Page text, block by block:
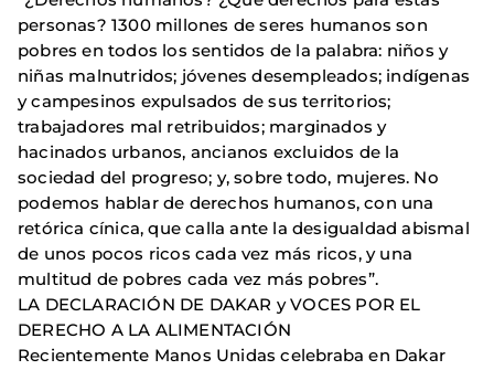
personas? 1300 millones de seres humanos son
pobres en todos los sentidos de la palabra: niños y
niñas malnutridos; jóvenes desempleados; indígenas
y campesinos expulsados de sus territorios;
trabajadores mal retribuidos; marginados y
hacinados urbanos, ancianos excluidos de la
sociedad del progreso; y, sobre todo, mujeres. No
podemos hablar de derechos humanos, con una
retórica cínica, que calla ante la desigualdad abismal
de unos pocos ricos cada vez más ricos, y una
multitud de pobres cada vez más pobres”.
LA DECLARACIÓN DE DAKAR y VOCES POR EL
DERECHO A LA ALIMENTACIÓN
Recientemente Manos Unidas celebraba en Dakar